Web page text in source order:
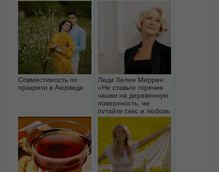
Совместимость по
пракрити в Аюрведе
Леди Хелен Миррен:
«Не ставьте горячие
чашки на деревянную
поверхность, не
путайте секс и любовь
и н...